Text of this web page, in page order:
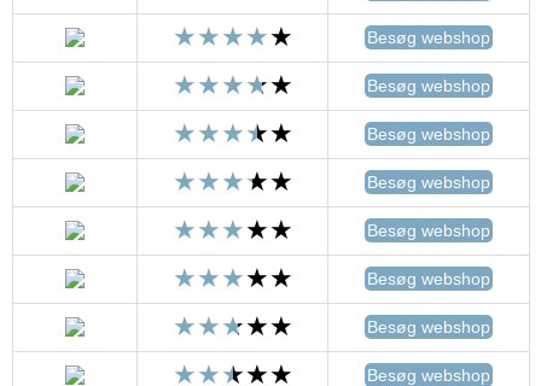
Besøg webshop
Besøg webshop
Besøg webshop
Besøg webshop
Besøg webshop
Besøg webshop
Besøg webshop
Besøg webshop